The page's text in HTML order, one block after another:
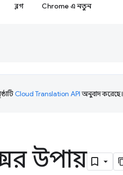
ব্লগ Chrome এ নতুন
Cloud Translation APIঅনুবাদ করেছে।
উপায়